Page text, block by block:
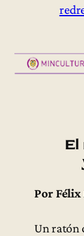
El
Por
Un ratón